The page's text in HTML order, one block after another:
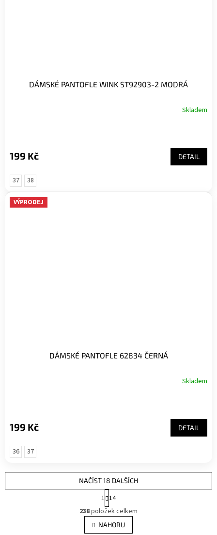
DÁMSKÉ PANTOFLE WINK ST92903-2 MODRÁ
Skladem
199 Kč DETAIL
37 38
VÝPRODEJ
DÁMSKÉ PANTOFLE 62834 ČERNÁ
Skladem
199 Kč DETAIL
36 37
O
v
l
NAČÍST 18 DALŠÍCH
t
r
á
n
1 14
238položek celkem
NAHORU